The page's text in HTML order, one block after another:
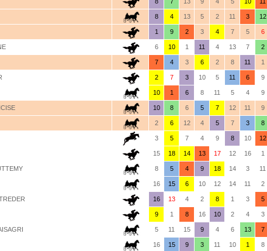
8 4 13 5 2 11 3 12
1 9 2 3 4 7 5 6
6 10 1 11 4 13 7 2
7 4 3 6 2 8 11 1
2 7 3 10 5 11 6 9
10 1 6 8 11 5 4 9
10 8 6 5 7 12 11 9
2 6 12 4 5 7 3 8
3 5 7 4 9 8 10 12
15 18 14 13 17 12 16 1
8 5 4 9 18 14 3 11
16 15 6 10 12 14 11 2
16 13 4 2 8 1 3 5
9 1 8 16 10 2 4 3
5 11 15 9 4 6 13 7
16 15 9 3 11 10 1 8